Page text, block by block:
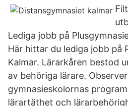
Lediga jobb på
Här hittar du lediga jobb på
Kalmar. Lärarkåren bestod
av behöriga lärare.
gymnasieskolornas
lärartäthet och